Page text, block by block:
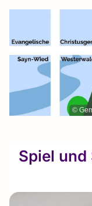
©
Spiel und